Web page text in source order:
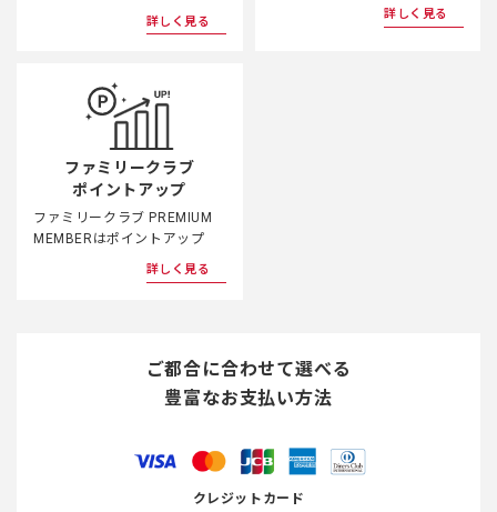
詳しく見る
詳しく見る
ファミリークラブ
ポイントアップ
ファミリークラブ PREMIUM
MEMBERはポイントアップ
詳しく見る
ご都合に合わせて選べる
豊富なお支払い方法
クレジットカード